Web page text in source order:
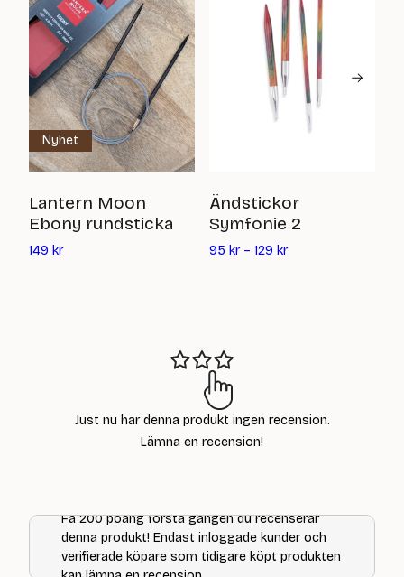
Lantern Moon
Ebony rundsticka
149 krDet
Nyhet
Ändstickor
Symfonie 2
95 kr – 129 kr
Just nu har denna produkt ingen recension.
Lämna en recension!
Få 200 poäng första gången du recenserar
denna produkt! Endast inloggade kunder och
verifierade köpare som tidigare köpt produkten